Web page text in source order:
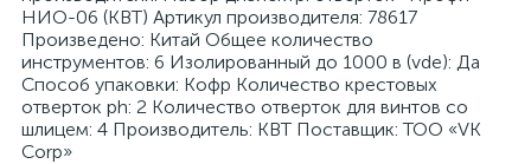
НИО-06 (КВТ) Артикул производителя: 78617
Произведено: Китай Общее количество
инструментов: 6 Изолированный до 1000 в (vde): Да
Способ упаковки: Кофр Количество крестовых
отверток ph: 2 Количество отверток для винтов со
шлицем: 4 Производитель: КВТ Поставщик: ТОО «VK
Corp»